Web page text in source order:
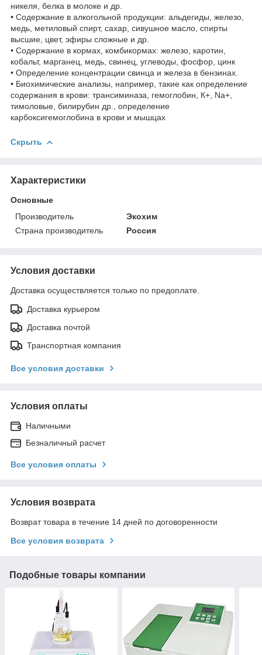
никеля, белка в молоке и др.
• Содержание в алкогольной продукции: альдегиды, железо,
медь, метиловый спирт, сахар, сивушное масло, спирты
высшие, цвет, эфиры сложные и др.
• Содержание в кормах, комбикормах: железо, каротин,
кобальт, марганец, медь, свинец, углеводы, фосфор, цинк
• Определение концентрации свинца и железа в бензинах.
• Биохимические анализы, например, такие как определение
содержания в крови: трансиминаза, гемоглобин, К+, Na+,
тимоловые, билирубин др., определение
карбоксигемоглобина в крови и мышцах
Скрыть
Характеристики
Основные
Производитель
Экохим
Страна производитель
Россия
Условия доставки
Доставка осуществляется только по предоплате.
Доставка курьером
Доставка почтой
Транспортная компания
Все условия доставки
Условия оплаты
Наличными
Безналичный расчет
Все условия оплаты
Условия возврата
Возврат товара в течение 14 дней по договоренности
Все условия возврата
Подобные товары компании